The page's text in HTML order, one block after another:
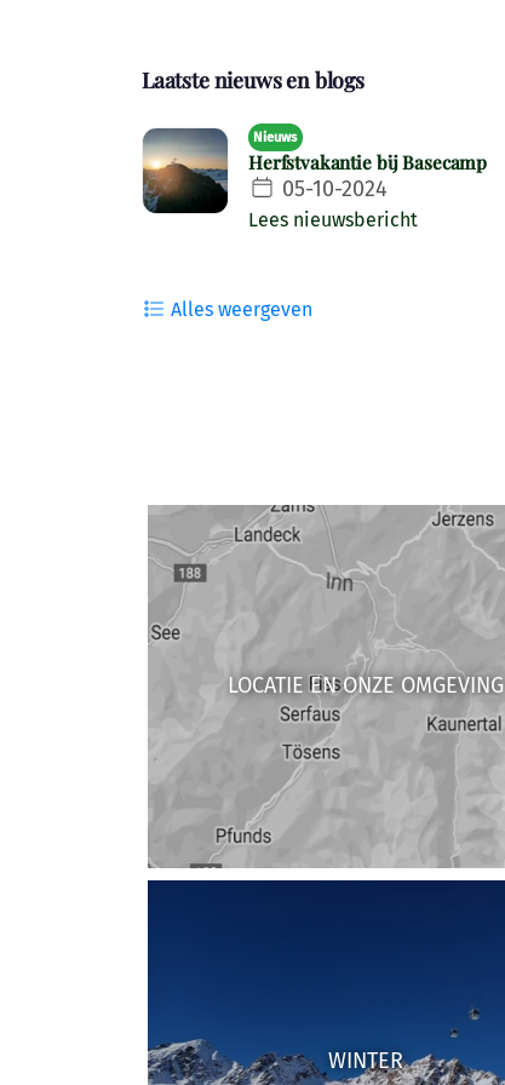
Laatste nieuws en blogs
Nieuws
Herfstvakantie bij Basecamp
05-10-2024
Lees nieuwsbericht
Alles weergeven
LOCATIE EN ONZE OMGEVING
WINTER